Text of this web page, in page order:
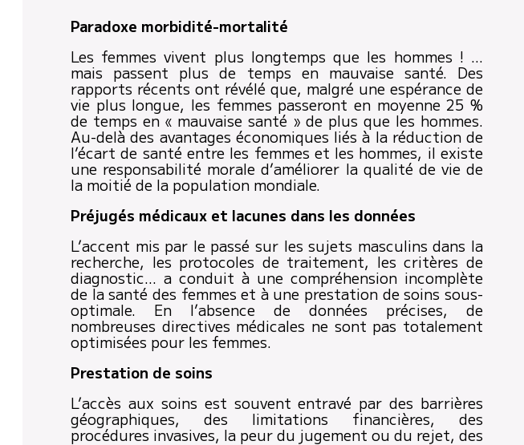
Paradoxe morbidité-mortalité
Les femmes vivent plus longtemps que les hommes ! …
mais passent plus de temps en mauvaise santé. Des
rapports récents ont révélé que, malgré une espérance de
vie plus longue, les femmes passeront en moyenne 25 %
de temps en « mauvaise santé » de plus que les hommes.
Au-delà des avantages économiques liés à la réduction de
l’écart de santé entre les femmes et les hommes, il existe
une responsabilité morale d’améliorer la qualité de vie de
la moitié de la population mondiale.
Préjugés médicaux et lacunes dans les données
L’accent mis par le passé sur les sujets masculins dans la
recherche, les protocoles de traitement, les critères de
diagnostic… a conduit à une compréhension incomplète
de la santé des femmes et à une prestation de soins sous-
optimale. En l’absence de données précises, de
nombreuses directives médicales ne sont pas totalement
optimisées pour les femmes.
Prestation de soins
L’accès aux soins est souvent entravé par des barrières
géographiques, des limitations financières, des
procédures invasives, la peur du jugement ou du rejet, des